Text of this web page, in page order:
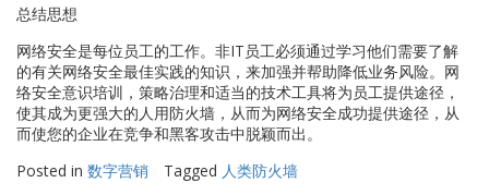
总结思想
网络安全是每位员工的工作。非IT员工必须通过学习他们需要了解
的有关网络安全最佳实践的知识，来加强并帮助降低业务风险。网
络安全意识培训，策略治理和适当的技术工具将为员工提供途径，
使其成为更强大的人用防火墙，从而为网络安全成功提供途径，从
而使您的企业在竞争和黑客攻击中脱颖而出。
Posted in 数字营销 Tagged 人类防火墙